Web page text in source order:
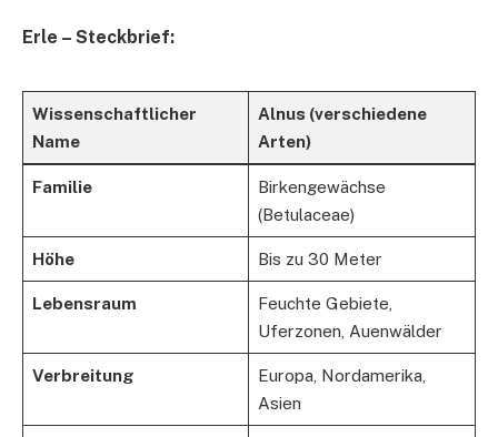
Erle – Steckbrief:
Wissenschaftlicher
Name
Alnus (verschiedene
Arten)
Familie
Birkengewächse
(Betulaceae)
Höhe Bis zu 30 Meter
Lebensraum
Feuchte Gebiete,
Uferzonen, Auenwälder
Verbreitung
Europa, Nordamerika,
Asien